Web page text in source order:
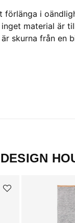
förlänga i
material är
skurna från en